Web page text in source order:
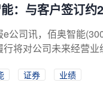
：与客户签订约
e公司讯，佰奥智能
将对公司未来经营业
证券
业绩